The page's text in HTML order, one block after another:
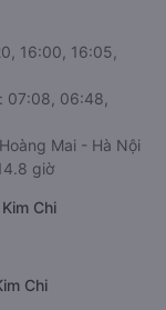
16:00, 16:05,
07:08, 06:48,
Mai - Hà Nội
giờ
Chi
Chi